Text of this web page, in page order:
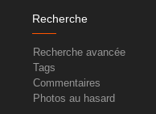
Recherche
Recherche avancée
Tags
Commentaires
Photos au hasard